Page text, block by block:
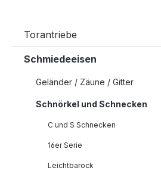
Torantriebe
Schmiedeeisen
Geländer / Zäune / Gitter
Schnörkel und Schnecken
C und S Schnecken
16er Serie
Leichtbarock